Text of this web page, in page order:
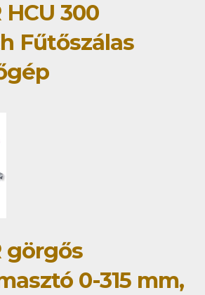
HCU 300
Fűtőszálas
görgős
0-315 mm,